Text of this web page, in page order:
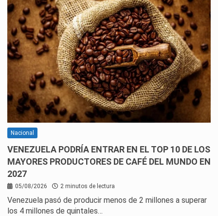
Nacional
VENEZUELA PODRÍA ENTRAR EN EL TOP 10 DE LOS
MAYORES PRODUCTORES DE CAFÉ DEL MUNDO EN
2027
05/08/2026 2 minutos de lectura
Venezuela pasó de producir menos de 2 millones a superar
los 4 millones de quintales…